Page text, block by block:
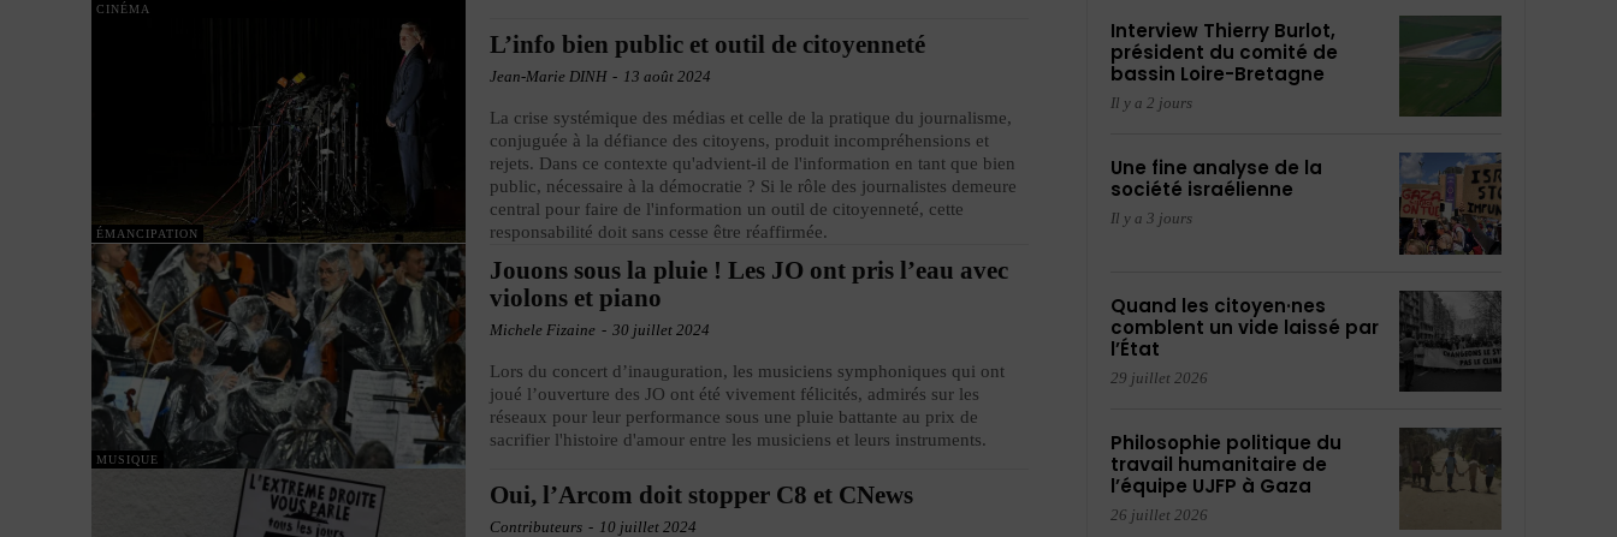
CINÉMA
ÉMANCIPATION
L’info bien public et outil de citoyenneté
Jean-Marie DINH - 13 août 2024
La crise systémique des médias et celle de la pratique du journalisme,
conjuguée à la défiance des citoyens, produit incompréhensions et
rejets. Dans ce contexte qu'advient-il de l'information en tant que bien
public, nécessaire à la démocratie ? Si le rôle des journalistes demeure
central pour faire de l'information un outil de citoyenneté, cette
responsabilité doit sans cesse être réaffirmée.
MUSIQUE
Jouons sous la pluie ! Les JO ont pris l’eau avec
violons et piano
Michele Fizaine - 30 juillet 2024
Lors du concert d’inauguration, les musiciens symphoniques qui ont
joué l’ouverture des JO ont été vivement félicités, admirés sur les
réseaux pour leur performance sous une pluie battante au prix de
sacrifier l'histoire d'amour entre les musiciens et leurs instruments.
Oui, l’Arcom doit stopper C8 et CNews
Contributeurs - 10 juillet 2024
Interview Thierry Burlot,
président du comité de
bassin Loire-Bretagne
Il y a 2 jours
Une fine analyse de la
société israélienne
Il y a 3 jours
Quand les citoyen·nes
comblent un vide laissé par
l’État
29 juillet 2026
Philosophie politique du
travail humanitaire de
l’équipe UJFP à Gaza
26 juillet 2026